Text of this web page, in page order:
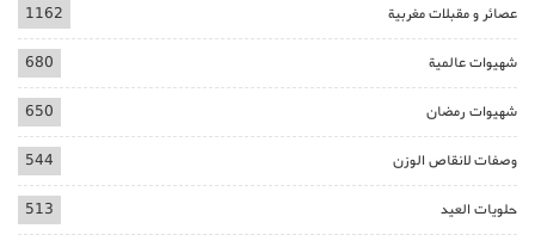
عصائر و مقبلات مغربية 1162
شهيوات عالمية 680
شهيوات رمضان 650
وصفات لانقاص الوزن 544
حلويات العيد 513